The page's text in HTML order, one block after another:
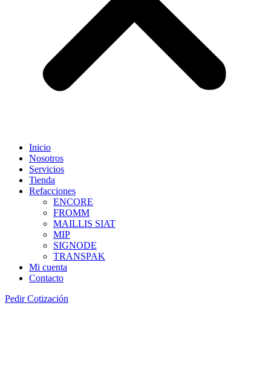
Inicio
Nosotros
Servicios
Tienda
Refacciones
ENCORE
FROMM
MAILLIS SIAT
MIP
SIGNODE
TRANSPAK
Mi cuenta
Contacto
Pedir Cotización